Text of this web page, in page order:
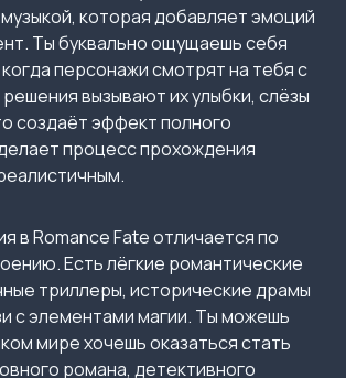
которая добавляет эмоций
Ты буквально ощущаешь себя
персонажи смотрят на тебя с
решения вызывают их улыбки, слёзы
создаёт эффект полного
процесс прохождения
в Romance Fate отличается по
Есть лёгкие романтические
триллеры, исторические драмы
с элементами магии. Ты можешь
мире хочешь оказаться стать
романа, детективного